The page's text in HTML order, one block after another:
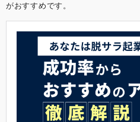
がおすすめです。